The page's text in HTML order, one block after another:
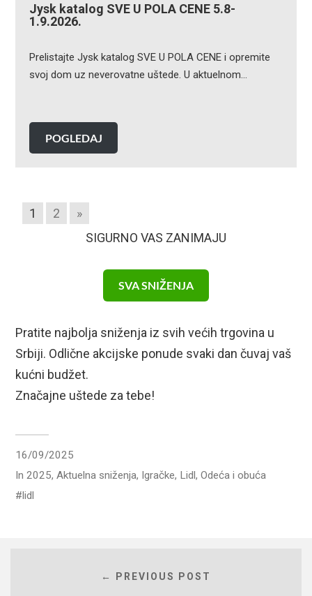
Jysk katalog SVE U POLA CENE 5.8-
1.9.2026.
Prelistajte Jysk katalog SVE U POLA CENE i opremite
svoj dom uz neverovatne uštede. U aktuelnom…
POGLEDAJ
1 2
»
SIGURNO VAS ZANIMAJU
SVA SNIŽENJA
Pratite najbolja sniženja iz svih većih trgovina u
Srbiji. Odlične akcijske ponude svaki dan čuvaj vaš
kućni budžet.
Značajne uštede za tebe!
16/09/2025
In 2025,Aktuelna sniženja, Igračke, Lidl,Odeća i obuća
lidl
← PREVIOUS POST